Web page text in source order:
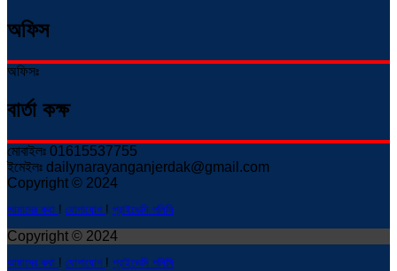
অফিস
অফিসঃ
বার্তা কক্ষ
মোবাইলঃ 01615537755
ইমেইলঃ dailynarayanganjerdak@gmail.com
Copyright © 2024
আমাদের কথা ! যোগাযোগ ! প্রাইভেসি পলিসি
Copyright © 2024
আমাদের কথা ! যোগাযোগ ! প্রাইভেসি পলিসি